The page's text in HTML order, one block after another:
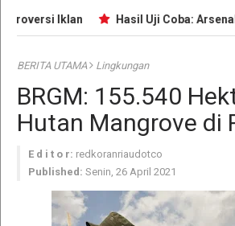
Iklan Hasil Uji Coba: Arsenal
BERITA UTAMA Lingkungan
BRGM: 155.540
Hutan Mangrove di
E d i t o r: redkoranriaudotco
Published: Senin, 26 April 2021